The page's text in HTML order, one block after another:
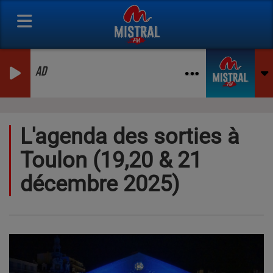
AD
L'agenda des sorties à
Toulon (19,20 & 21
décembre 2025)